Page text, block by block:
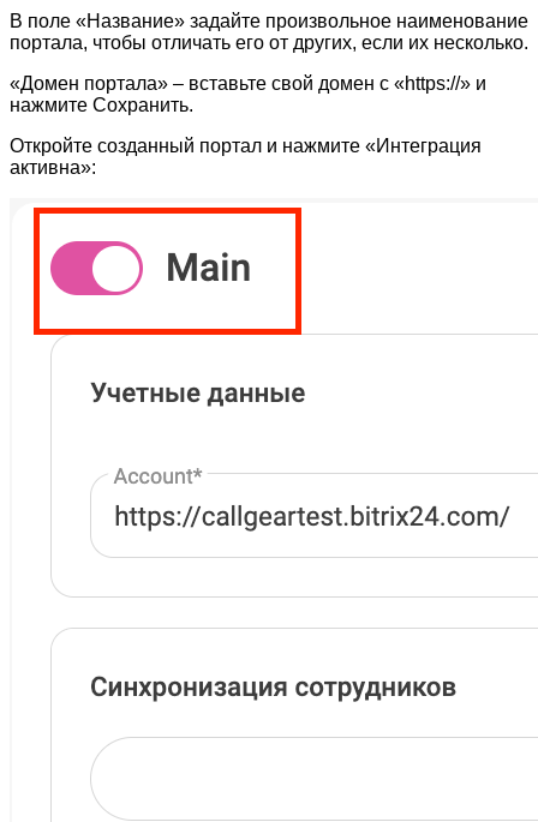
В поле «Название» задайте произвольное наименование
портала, чтобы отличать его от других, если их несколько.
«Домен портала» – вставьте свой домен с «https://» и
нажмите Сохранить.
Откройте созданный портал и нажмите «Интеграция
активна»: